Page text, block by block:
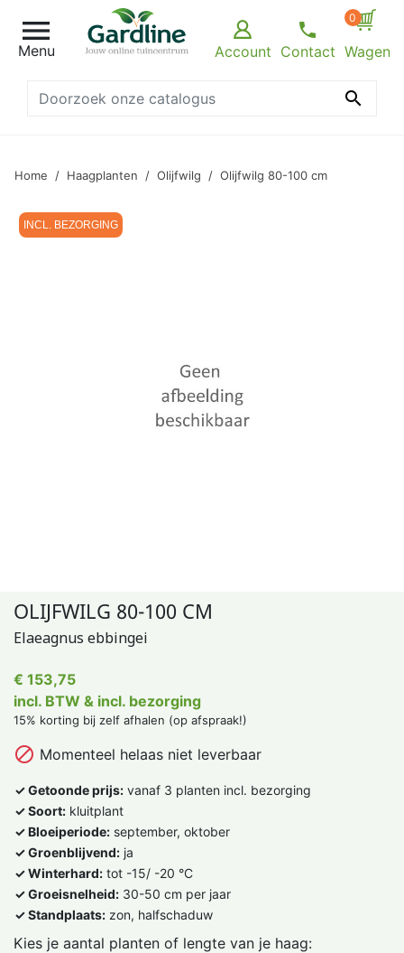

Menu Account Contact
0
Wagen

Home Haagplanten Olijfwilg Olijfwilg 80-100 cm
INCL. BEZORGING
OLIJFWILG 80-100 CM
Elaeagnus ebbingei
€ 153,75
incl. BTW & incl. bezorging
15% korting bij zelf afhalen (op afspraak!)
 Momenteel helaas niet leverbaar
✓ Getoonde prijs: vanaf 3 planten incl. bezorging
✓ Soort: kluitplant
✓ Bloeiperiode: september, oktober
✓ Groenblijvend: ja
✓ Winterhard: tot -15/ -20 °C
✓ Groeisnelheid: 30-50 cm per jaar
✓ Standplaats: zon, halfschaduw
Kies je aantal planten of lengte van je haag: